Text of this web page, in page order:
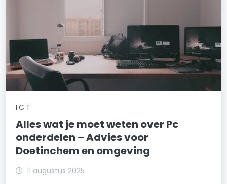
ICT
Alles wat je moet weten over Pc
onderdelen – Advies voor
Doetinchem en omgeving
11 augustus 2025